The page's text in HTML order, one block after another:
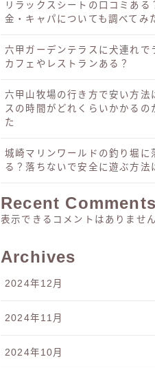
リラックスシートの口コミある
金・キャパについても調べてみ
六甲ガーデンテラスに犬連れで
カフェやレストランある？
六甲山牧場の行き方で安い方法
スの時間がどれくらいかかるの
た
城崎マリンワールドの釣り堀に
る？落ちないで安全に遊ぶ方法
Recent Comments
表示できるコメントはありません
Archives
2024年12月
2024年11月
2024年10月